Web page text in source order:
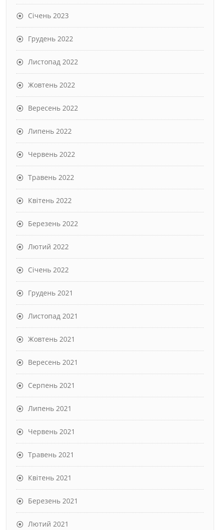
Січень 2023
Грудень 2022
Листопад 2022
Жовтень 2022
Вересень 2022
Липень 2022
Червень 2022
Травень 2022
Квітень 2022
Березень 2022
Лютий 2022
Січень 2022
Грудень 2021
Листопад 2021
Жовтень 2021
Вересень 2021
Серпень 2021
Липень 2021
Червень 2021
Травень 2021
Квітень 2021
Березень 2021
Лютий 2021